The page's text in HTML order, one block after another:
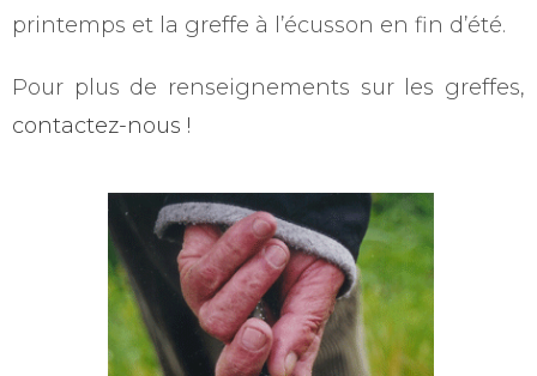
printemps et la greffe à l’écusson en fin d’été.
Pour plus de renseignements sur les greffes,
contactez-nous !